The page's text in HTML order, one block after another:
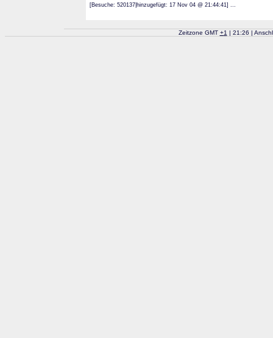
[Besuche: 520137|hinzugefügt: 17 Nov 04 @ 21:44:41] ...
Zeitzone GMT +1 | 21:26 |